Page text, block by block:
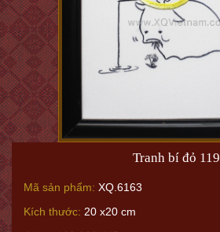
Tranh bí đỏ 119
Mã sản phẩm: XQ.6163
Kích thước: 20 x20 cm